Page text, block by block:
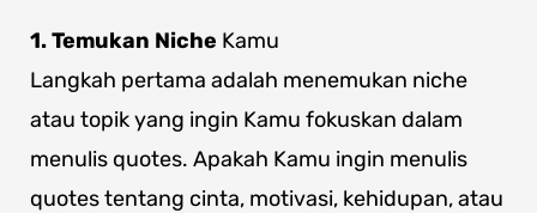
1. Temukan Niche Kamu
Langkah pertama adalah menemukan niche
atau topik yang ingin Kamu fokuskan dalam
menulis quotes. Apakah Kamu ingin menulis
quotes tentang cinta, motivasi, kehidupan, atau